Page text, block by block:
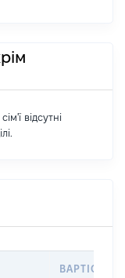
відсутні
ВАРТІСТЬ